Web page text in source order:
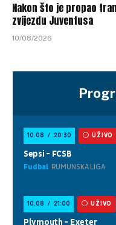
Nakon što je propao
zvijezdu Juventusa
10/08/2026